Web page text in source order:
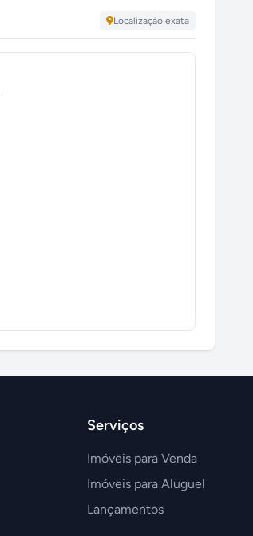
Localização exata
Serviços
Imóveis para Venda
Imóveis para Aluguel
Lançamentos